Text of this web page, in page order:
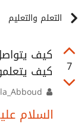
التعلم والتعليم
7
كيف
كيف
السلام